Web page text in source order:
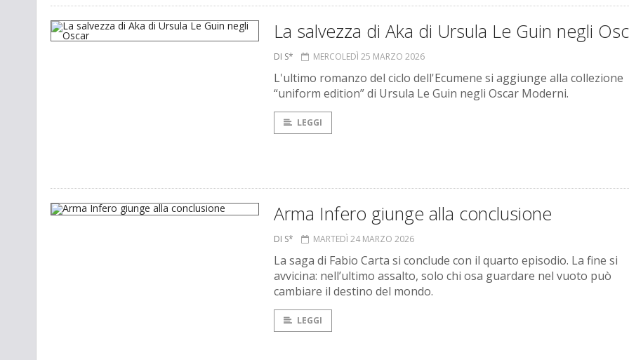
La salvezza di Aka di Ursula Le Guin negli
DI S* MERCOLEDÌ 25 MARZO 2026
L'ultimo romanzo del ciclo dell'Ecumene si aggiunge alla collezione
“uniform edition” di Ursula Le Guin negli Oscar Moderni.
LEGGI
Arma Infero giunge alla conclusione
DI S* MARTEDÌ 24 MARZO 2026
La saga di Fabio Carta si conclude con il quarto episodio. La fine si
avvicina: nell’ultimo assalto, solo chi osa guardare nel vuoto può
cambiare il destino del mondo.
LEGGI